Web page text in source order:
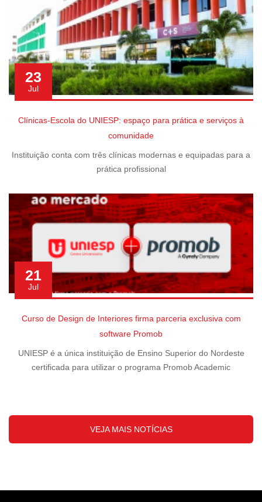
23
Jul
Clínicas-Escola do UNIESP: espaço para prática e serviços à
comunidade
Instituição conta com três clínicas modernas e equipadas para a
prática profissional
21
Jul
Curso de Design de Interiores firma parceria exclusiva com
software Promob
UNIESP é a única instituição de Ensino Superior do Nordeste
certificada para utilizar o programa Promob Academic
VEJA MAIS NOTÍCIAS